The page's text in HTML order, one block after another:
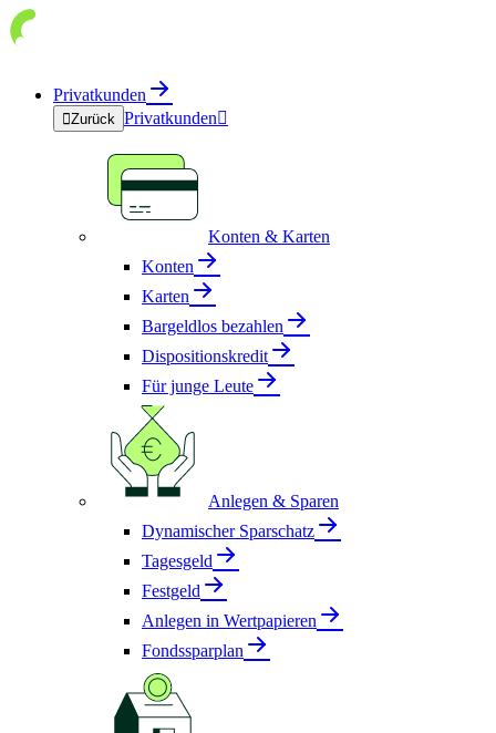
Privatkunden
Zurück Privatkunden
Konten & Karten
Konten
Karten
Bargeldlos bezahlen
Dispositionskredit
Für junge Leute
Anlegen & Sparen
Dynamischer Sparschatz
Tagesgeld
Festgeld
Anlegen in Wertpapieren
Fondssparplan